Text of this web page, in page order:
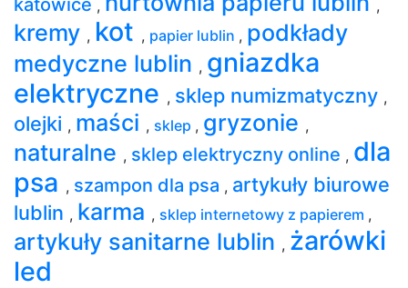
, ,
kremy , kot , papier lublin , podkłady
medyczne lublin , gniazdka
elektryczne , sklep numizmatyczny ,
olejki , maści , sklep , gryzonie ,
naturalne , sklep elektryczny online , dla
psa , szampon dla psa , artykuły biurowe
lublin , karma , sklep internetowy z papierem ,
artykuły sanitarne lublin , żarówki
led